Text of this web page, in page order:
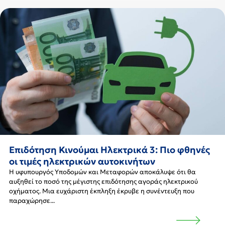
Επιδότηση Κινούμαι Ηλεκτρικά 3: Πιο φθηνές
οι τιμές ηλεκτρικών αυτοκινήτων
Η υφυπουργός Υποδομών και Μεταφορών αποκάλυψε ότι θα
αυξηθεί το ποσό της μέγιστης επιδότησης αγοράς ηλεκτρικού
οχήματος. Μια ευχάριστη έκπληξη έκρυβε η συνέντευξη που
παραχώρησε...